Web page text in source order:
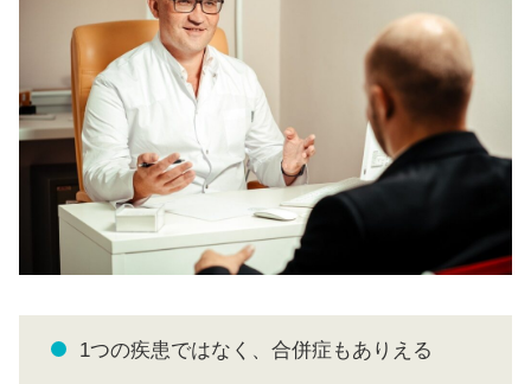
1つの疾患ではなく、合併症もありえる